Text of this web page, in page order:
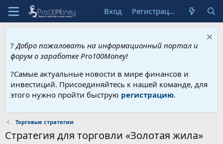
Вход Регистрация
? Добро пожаловать на информационный портал и
форум о заработке Pro100Money!
?Самые актуальные новости в мире финансов и
инвестиций. Присоединяйтесь к нашей команде, для
этого нужно пройти быструю регистрацию.
Торговые стратегии
Стратегия для торговли «Золотая жила»